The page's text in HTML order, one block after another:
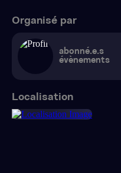
Organisé par
abonné.e.s
évènements
Localisation